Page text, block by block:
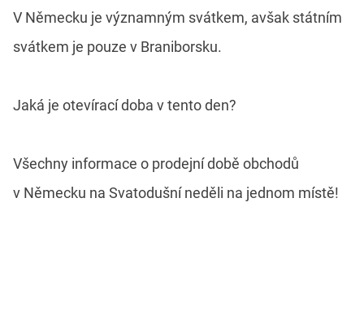
V Německu je významným svátkem, avšak státním
svátkem je pouze v Braniborsku.
Jaká je otevírací doba v tento den?
Všechny informace o prodejní době obchodů
v Německu na Svatodušní neděli na jednom místě!